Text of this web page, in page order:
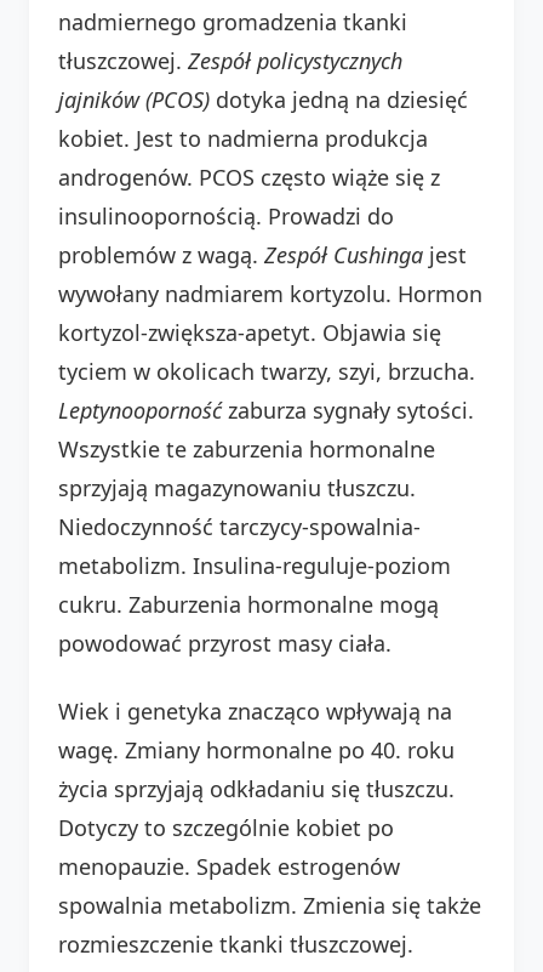
nadmiernego gromadzenia tkanki
tłuszczowej. Zespół policystycznych
jajników (PCOS) dotyka jedną na dziesięć
kobiet. Jest to nadmierna produkcja
androgenów. PCOS często wiąże się z
insulinoopornością. Prowadzi do
problemów z wagą. Zespół Cushinga jest
wywołany nadmiarem kortyzolu. Hormon
kortyzol-zwiększa-apetyt. Objawia się
tyciem w okolicach twarzy, szyi, brzucha.
Leptynoopornośćzaburza sygnały sytości.
Wszystkie te zaburzenia hormonalne
sprzyjają magazynowaniu tłuszczu.
Niedoczynność tarczycy-spowalnia-
metabolizm. Insulina-reguluje-poziom
cukru. Zaburzenia hormonalne mogą
powodować przyrost masy ciała.
Wiek i genetyka znacząco wpływają na
wagę. Zmiany hormonalne po 40. roku
życia sprzyjają odkładaniu się tłuszczu.
Dotyczy to szczególnie kobiet po
menopauzie. Spadek estrogenów
spowalnia metabolizm. Zmienia się także
rozmieszczenie tkanki tłuszczowej.